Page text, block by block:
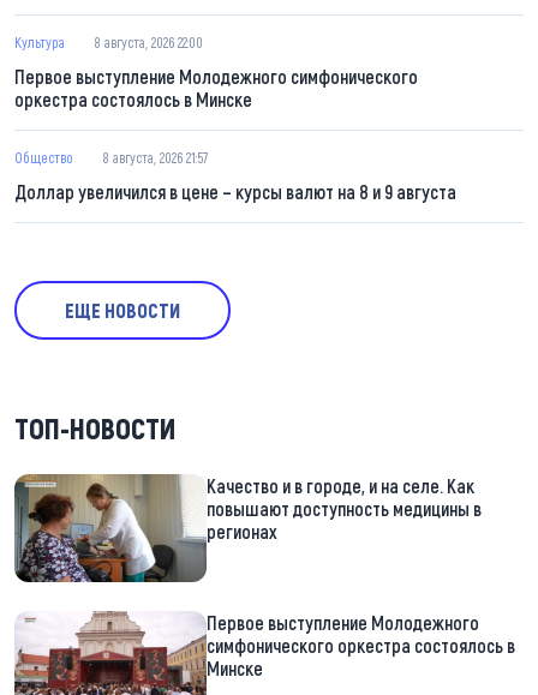
Культура 8 августа, 2026 22:00
Первое выступление Молодежного симфонического
оркестра состоялось в Минске
Общество 8 августа, 2026 21:57
Доллар увеличился в цене – курсы валют на 8 и 9 августа
ЕЩЕ НОВОСТИ
ТОП-НОВОСТИ
Качество и в городе, и на селе. Как
повышают доступность медицины в
регионах
Первое выступление Молодежного
симфонического оркестра состоялось в
Минске